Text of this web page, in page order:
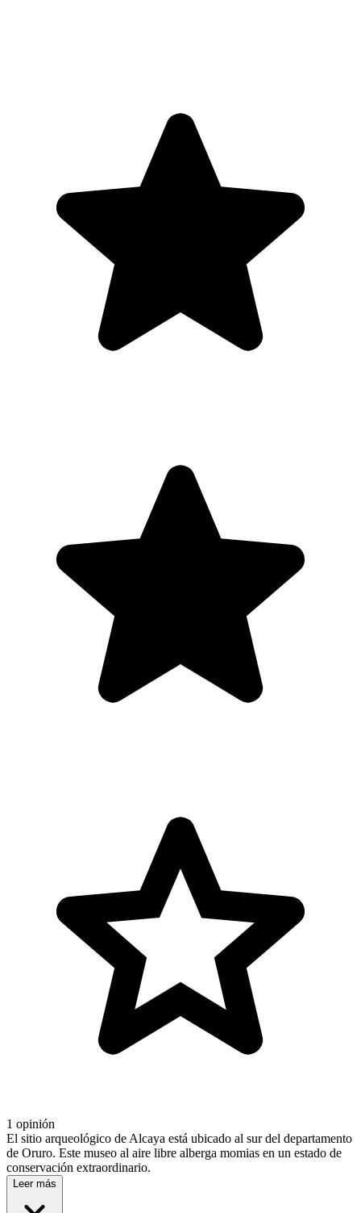
1 opinión
El sitio arqueológico de Alcaya está ubicado al sur del departamento
de Oruro. Este museo al aire libre alberga momias en un estado de
conservación extraordinario.
Leer más